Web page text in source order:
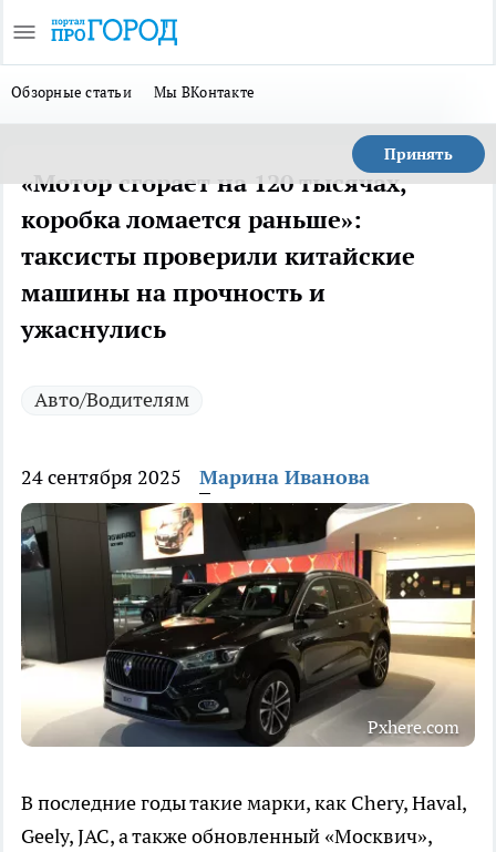
Обзорные статьи Мы ВКонтакте
Принять
«Мотор сгорает на 120 тысячах,
коробка ломается раньше»:
таксисты проверили китайские
машины на прочность и
ужаснулись
Авто/Водителям
24 сентября 2025 Марина Иванова
Pxhere.com
В последние годы такие марки, как Chery, Haval,
Geely, JAC, а также обновленный «Москвич»,